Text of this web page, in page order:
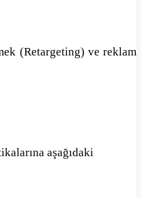
(Retargeting) ve reklam
aşağıdaki